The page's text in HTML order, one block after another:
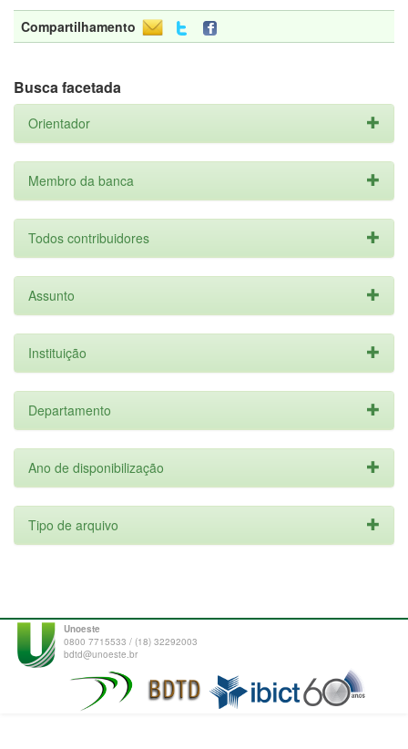
Compartilhamento
Busca facetada
Orientador
Membro da banca
Todos contribuidores
Assunto
Instituição
Departamento
Ano de disponibilização
Tipo de arquivo
Unoeste
0800 7715533 / (18) 32292003
bdtd@unoeste.br